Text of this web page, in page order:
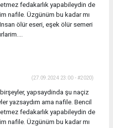
fedakarlık yapabileydin de
nafile. Üzgünüm bu kadar mı
ölür eseri, eşek ölür semeri
(27.09.2024 23:00 - #2020)
yapsaydinda şu naçiz
yazsaydım ama nafile. Bencil
fedakarlık yapabileydin de
nafile. Üzgünüm bu kadar mı